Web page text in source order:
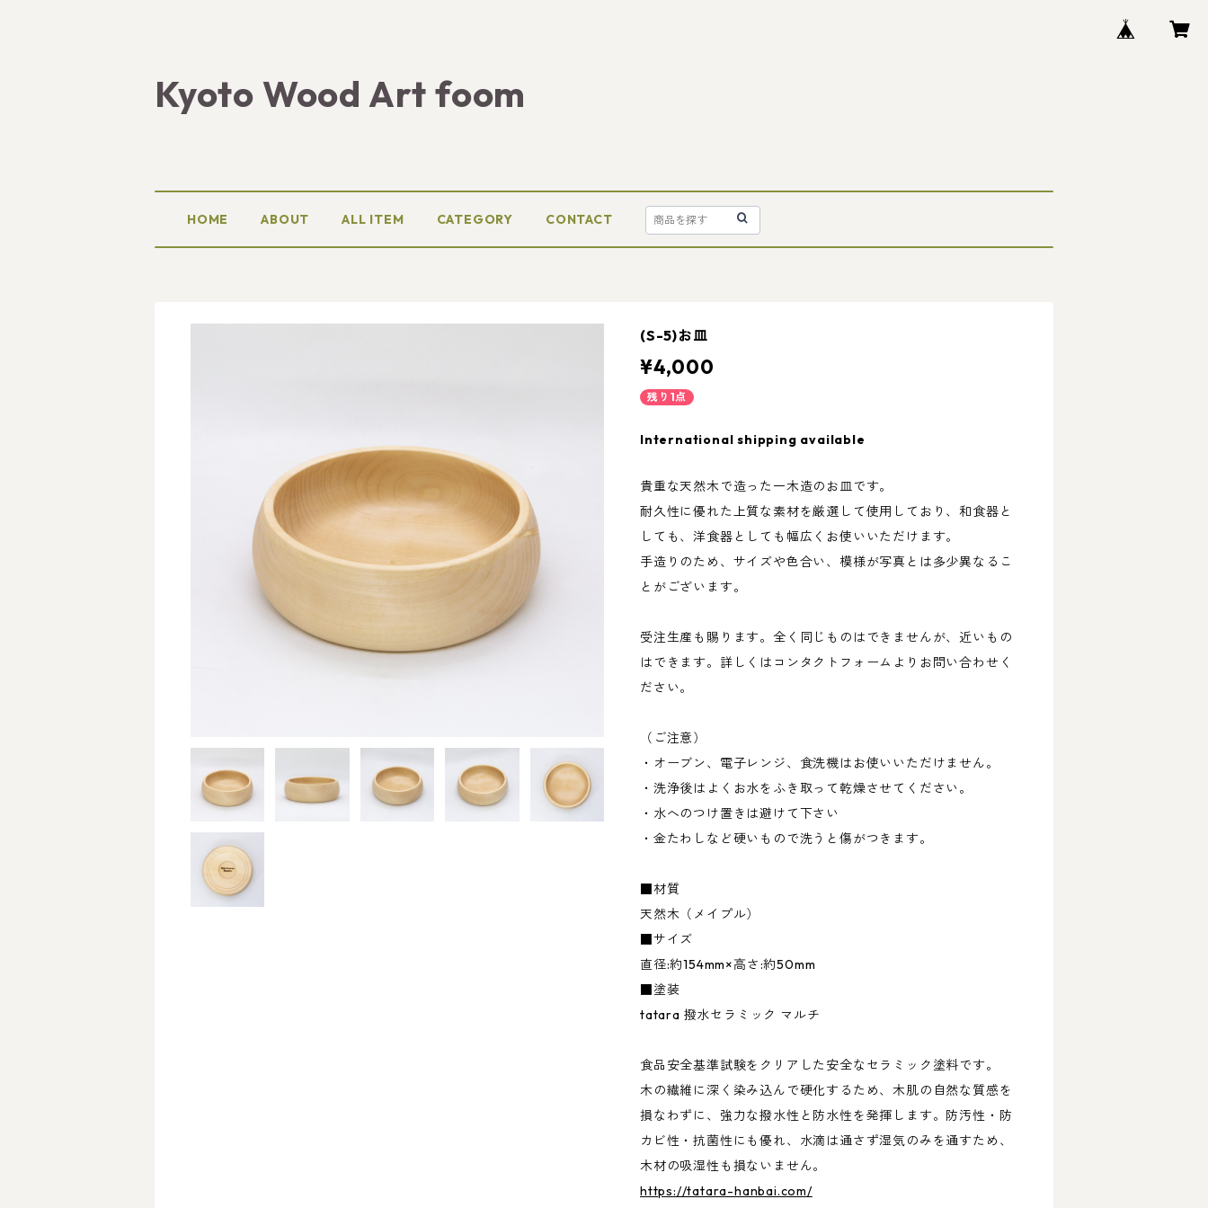
Kyoto Wood Art foom
HOME ABOUT ALL ITEM CATEGORY CONTACT
(S-5)お皿
¥4,000
残り1点
International shipping available
貴重な天然木で造った一木造のお皿です。
耐久性に優れた上質な素材を厳選して使用しており、和食器と
しても、洋食器としても幅広くお使いいただけます。
手造りのため、サイズや色合い、模様が写真とは多少異なるこ
とがございます。
受注生産も賜ります。全く同じものはできませんが、近いもの
はできます。詳しくはコンタクトフォームよりお問い合わせく
ださい。
（ご注意）
・オーブン、電子レンジ、食洗機はお使いいただけません。
・洗浄後はよくお水をふき取って乾燥させてください。
・水へのつけ置きは避けて下さい
・金たわしなど硬いもので洗うと傷がつきます。
■材質
天然木（メイプル）
■サイズ
直径:約154mm×高さ:約50mm
■塗装
tatara 撥水セラミック マルチ
食品安全基準試験をクリアした安全なセラミック塗料です。
木の繊維に深く染み込んで硬化するため、木肌の自然な質感を
損なわずに、強力な撥水性と防水性を発揮します。防汚性・防
カビ性・抗菌性にも優れ、水滴は通さず湿気のみを通すため、
木材の吸湿性も損ないません。
https://tatara-hanbai.com/